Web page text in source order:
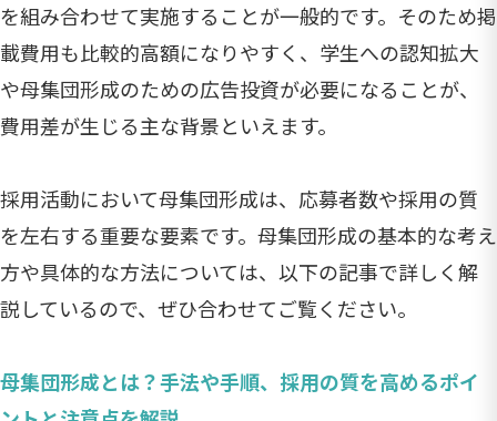
を組み合わせて実施することが一般的です。そのため掲
載費用も比較的高額になりやすく、学生への認知拡大
や母集団形成のための広告投資が必要になることが、
費用差が生じる主な背景といえます。
採用活動において母集団形成は、応募者数や採用の質
を左右する重要な要素です。母集団形成の基本的な考え
方や具体的な方法については、以下の記事で詳しく解
説しているので、ぜひ合わせてご覧ください。
母集団形成とは？手法や手順、採用の質を高めるポイ